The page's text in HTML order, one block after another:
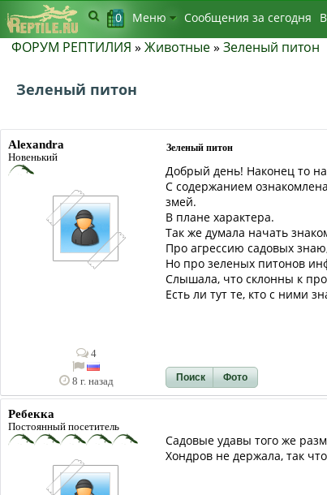
ФОРУМ РЕПТИЛИЯ » Животные» Зеленый питон
Зеленый питон
Alexandra
Новенький
4
8 г. назад
Зеленый питон
Добрый день! Наконец то
С содержанием
змей.
В плане характера.
Так же думала начать
Про агрессию садовых
Но про зеленых питонов
Слышала, что склонны к
Есть ли тут те, кто с ними
Поиск Фото
Ребекка
Постоянный посетитель
Садовые удавы того же
Хондров не держала, так
0 Меню Сообщения за сегодня